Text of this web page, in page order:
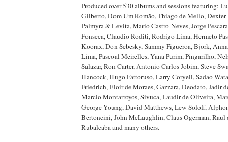
Produced over 530 albums and sessions featuring:
Gilberto, Dom Um Romão, Thiago de Mello, Dexter
Palmyra & Levita, Mario Castro-Neves, Jorge
Fonseca, Claudio Roditi, Rodrigo Lima, Hermeto
Koorax, Don Sebesky, Sammy Figueroa, Bjork,
Lima, Pascoal Meirelles, Yana Purim, Pingarilho,
Salazar, Ron Carter, Antonio Carlos Jobim, Steve
Hancock, Hugo Fattoruso, Larry Coryell, Sadao
Friedrich, Eloir de Moraes, Gazzara, Deodato, Jadir
Marcio Montarroyos, Sivuca, Laudir de Oliveira,
George Young, David Matthews, Lew Soloff,
Bertoncini, John McLaughlin, Claus Ogerman, Raul
Rubalcaba and many others.